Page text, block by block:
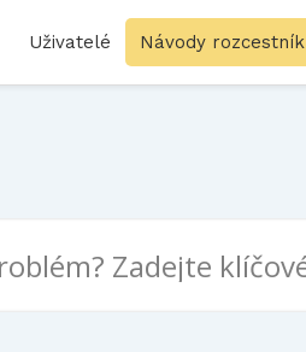
Uživatelé Návody rozcestník